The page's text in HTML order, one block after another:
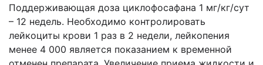
Поддерживающая доза циклофосафана 1 мг/кг/сут
– 12 недель. Необходимо контролировать
лейкоциты крови 1 раз в 2 недели, лейкопения
менее 4 000 является показанием к временной